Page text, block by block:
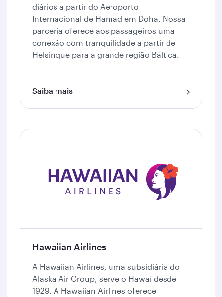
diários a partir do Aeroporto
Internacional de Hamad em Doha. Nossa
parceria oferece aos passageiros uma
conexão com tranquilidade a partir de
Helsinque para a grande região Báltica.
Saiba mais
Hawaiian Airlines
A Hawaiian Airlines, uma subsidiária do
Alaska Air Group, serve o Hawaí desde
1929. A Hawaiian Airlines oferece